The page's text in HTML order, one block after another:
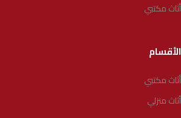
أثاث مكتبي
الأقسام
أثاث مكتبي
أثاث منزلي